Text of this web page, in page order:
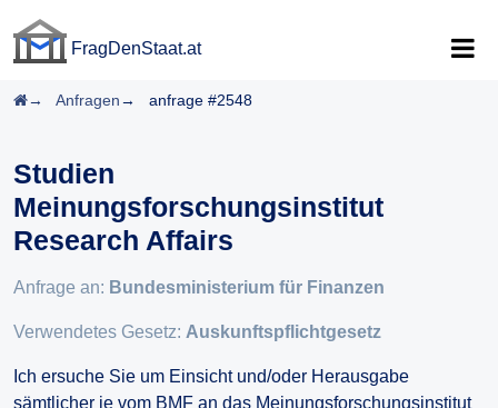
FragDenStaat.at
Startseite
Anfragen anfrage #2548
Studien
Meinungsforschungsinstitut
Research Affairs
Anfrage an: Bundesministerium für Finanzen
Verwendetes Gesetz: Auskunftspflichtgesetz
Ich ersuche Sie um Einsicht und/oder Herausgabe
sämtlicher je vom BMF an das Meinungsforschungsinstitut